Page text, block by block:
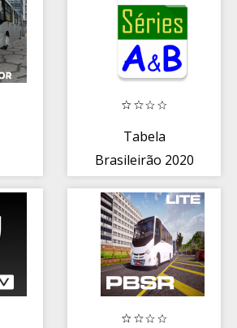
Tabela
Brasileirão 2020